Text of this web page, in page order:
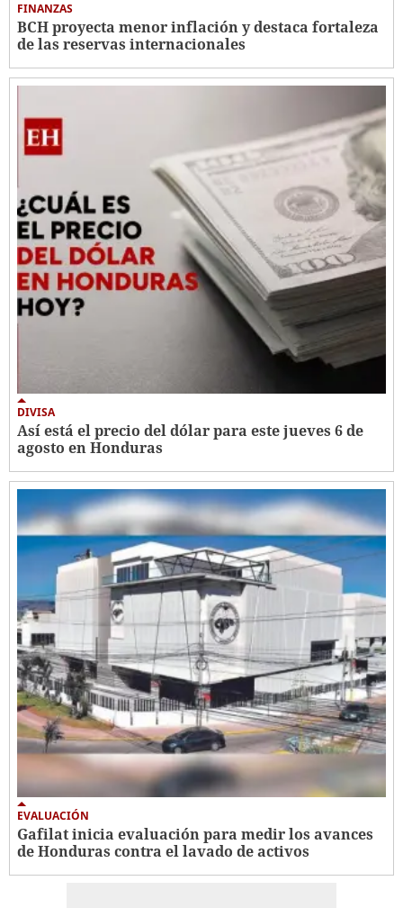
FINANZAS
BCH proyecta menor inflación y destaca fortaleza
de las reservas internacionales
DIVISA
Así está el precio del dólar para este jueves 6 de
agosto en Honduras
EVALUACIÓN
Gafilat inicia evaluación para medir los avances
de Honduras contra el lavado de activos